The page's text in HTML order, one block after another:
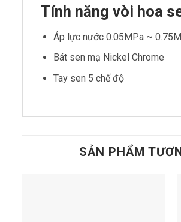
Tính năng vòi hoa
Áp lực nước 0.05MPa ~
Bát sen mạ Nickel Chrome
Tay sen 5 chế độ
SẢN PHẨM